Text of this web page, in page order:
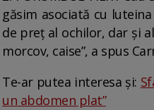
găsim asociată cu
de preț al ochilor, dar și
morcov, caise”, a spus
Te-ar putea interesa și:
un abdomen plat”